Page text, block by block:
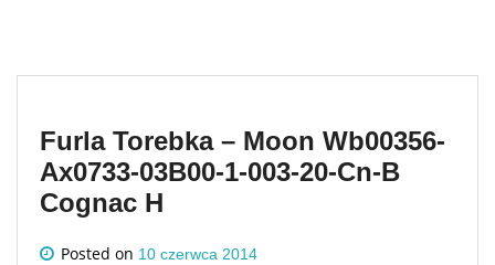
Furla Torebka – Moon Wb00356-
Ax0733-03B00-1-003-20-Cn-B
Cognac H
Posted on 10 czerwca 2014